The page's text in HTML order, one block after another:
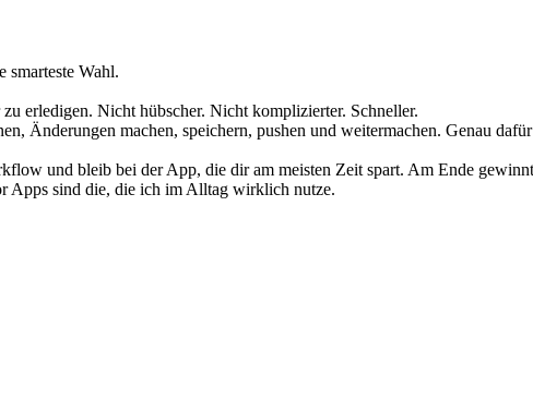
smarteste Wahl.
erledigen. Nicht hübscher. Nicht komplizierter. Schneller.
Änderungen machen, speichern, pushen und weitermachen. Genau
und bleib bei der App, die dir am meisten Zeit spart. Am Ende
Apps sind die, die ich im Alltag wirklich nutze.